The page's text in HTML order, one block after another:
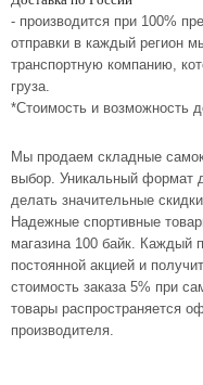
- производится при 100%
отправки в каждый регион
транспортную компанию,
груза.
*Стоимость и возможность
Мы продаем складные
выбор. Уникальный формат
делать значительные
Надежные спортивные
магазина 100 байк. Каждый
постоянной акцией и
стоимость заказа 5% при
товары распространяется
производителя.